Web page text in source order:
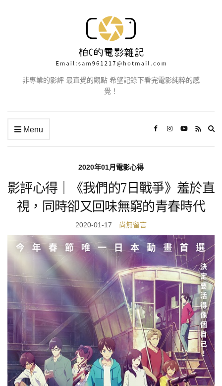
非專業的影評 最直覺的觀點 希望記錄下看完電影純粹的感
覺！
Menu
2020年01月電影心得
影評心得｜《我們的7日戰爭》羞於直
視，同時卻又回味無窮的青春時代
2020-01-17 尚無留言